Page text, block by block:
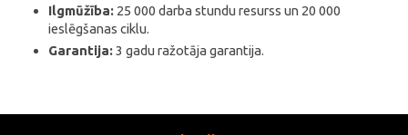
Ilgmūžība: 25 000 darba stundu resurss un 20 000
ieslēgšanas ciklu.
Garantija:3 gadu ražotāja garantija.